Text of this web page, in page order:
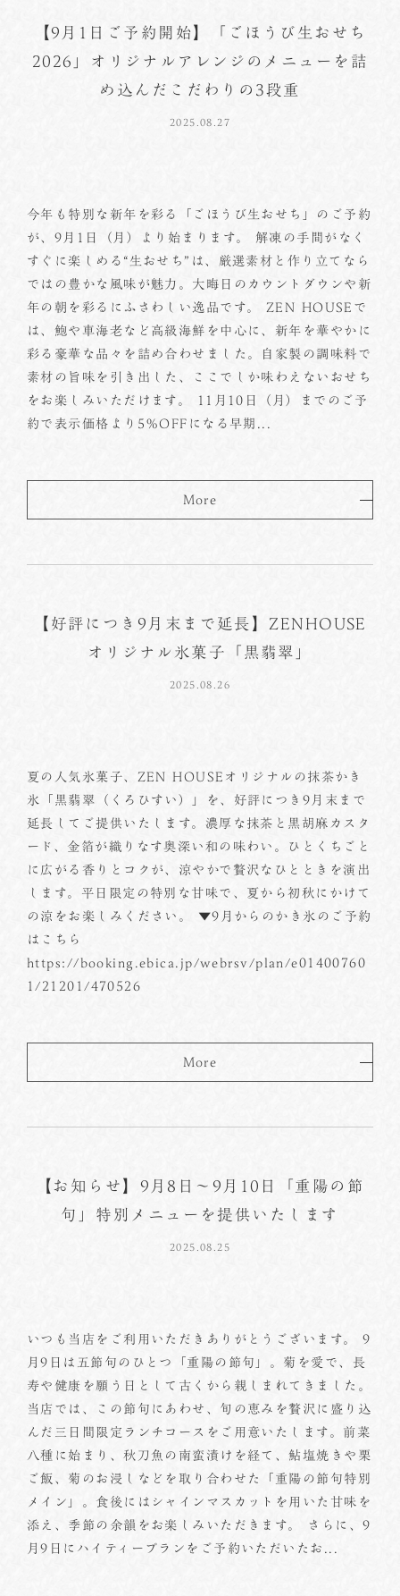
【9月1日ご予約開始】「ごほうび生おせち
2026」オリジナルアレンジのメニューを詰
め込んだこだわりの3段重
2025.08.27
今年も特別な新年を彩る「ごほうび生おせち」のご予約
が、9月1日（月）より始まります。 解凍の手間がなく
すぐに楽しめる“生おせち”は、厳選素材と作り立てなら
ではの豊かな風味が魅力。大晦日のカウントダウンや新
年の朝を彩るにふさわしい逸品です。 ZEN HOUSEで
は、鮑や車海老など高級海鮮を中心に、新年を華やかに
彩る豪華な品々を詰め合わせました。自家製の調味料で
素材の旨味を引き出した、ここでしか味わえないおせち
をお楽しみいただけます。 11月10日（月）までのご予
約で表示価格より5％OFFになる早期...
More
【好評につき9月末まで延長】ZENHOUSE
オリジナル氷菓子「黒翡翠」
2025.08.26
夏の人気氷菓子、ZEN HOUSEオリジナルの抹茶かき
氷「黒翡翠（くろひすい）」を、好評につき9月末まで
延長してご提供いたします。濃厚な抹茶と黒胡麻カスタ
ード、金箔が織りなす奥深い和の味わい。ひとくちごと
に広がる香りとコクが、涼やかで贅沢なひとときを演出
します。平日限定の特別な甘味で、夏から初秋にかけて
の涼をお楽しみください。 ▼9月からのかき氷のご予約
はこちら
https://booking.ebica.jp/webrsv/plan/e01400760
1/21201/470526
More
【お知らせ】9月8日～9月10日「重陽の節
句」特別メニューを提供いたします
2025.08.25
いつも当店をご利用いただきありがとうございます。 9
月9日は五節句のひとつ「重陽の節句」。菊を愛で、長
寿や健康を願う日として古くから親しまれてきました。
当店では、この節句にあわせ、旬の恵みを贅沢に盛り込
んだ三日間限定ランチコースをご用意いたします。前菜
八種に始まり、秋刀魚の南蛮漬けを経て、鮎塩焼きや栗
ご飯、菊のお浸しなどを取り合わせた「重陽の節句特別
メイン」。食後にはシャインマスカットを用いた甘味を
添え、季節の余韻をお楽しみいただきます。 さらに、9
月9日にハイティープランをご予約いただいたお...